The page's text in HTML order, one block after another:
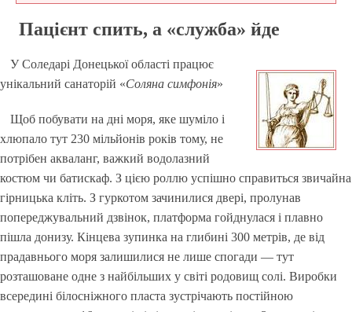
Пацієнт спить, а «служба» йде
У Соледарі Донецької області працює
унікальний санаторій «Соляна симфонія»
Щоб побувати на дні моря, яке шуміло і
хлюпало тут 230 мільйонів років тому, не
потрібен акваланг, важкий водолазний
костюм чи батискаф. З цією роллю успішно справиться звичайна
гірницька кліть. З гуркотом зачинилися двері, пролунав
попереджувальний дзвінок, платформа гойднулася і плавно
пішла донизу. Кінцева зупинка на глибині 300 метрів, де від
прадавнього моря залишилися не лише спогади — тут
розташоване одне з найбільших у світі родовищ солі. Виробки
всередині білосніжного пласта зустрічають постійною